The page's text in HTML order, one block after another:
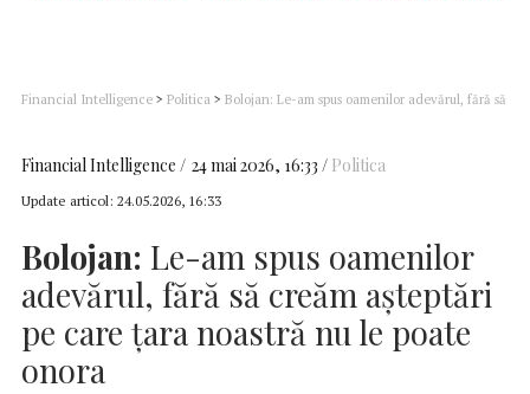
Financial Intelligence > Politica > Bolojan: Le-am spus oamenilor adevărul, fără să
Financial Intelligence 24 mai 2026, 16:33 Politica
Update articol: 24.05.2026, 16:33
Bolojan: Le-am spus oamenilor
adevărul, fără să creăm aşteptări
pe care ţara noastră nu le poate
onora